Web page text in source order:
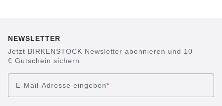
NEWSLETTER
Jetzt BIRKENSTOCK Newsletter abonnieren und 10
€ Gutschein sichern
E-Mail-Adresse eingeben*